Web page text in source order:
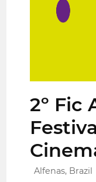
2º Fic
Alfenas, Brazil